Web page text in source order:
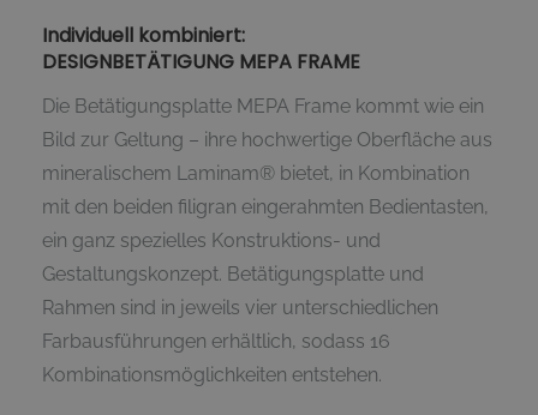
Individuell kombiniert:
DESIGNBETÄTIGUNG MEPA FRAME
Die Betätigungsplatte MEPA Frame kommt wie ein
Bild zur Geltung – ihre hochwertige Oberfläche aus
mineralischem Laminam® bietet, in Kombination
mit den beiden filigran eingerahmten Bedientasten,
ein ganz spezielles Konstruktions- und
Gestaltungskonzept. Betätigungsplatte und
Rahmen sind in jeweils vier unterschiedlichen
Farbausführungen erhältlich, sodass 16
Kombinationsmöglichkeiten entstehen.